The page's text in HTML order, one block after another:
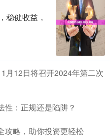
稳健收益，
月12日将召开2024年第二次
性：正规还是陷阱？
攻略，助你投资更轻松